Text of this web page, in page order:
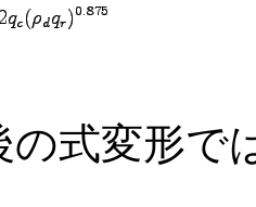
の式変形で